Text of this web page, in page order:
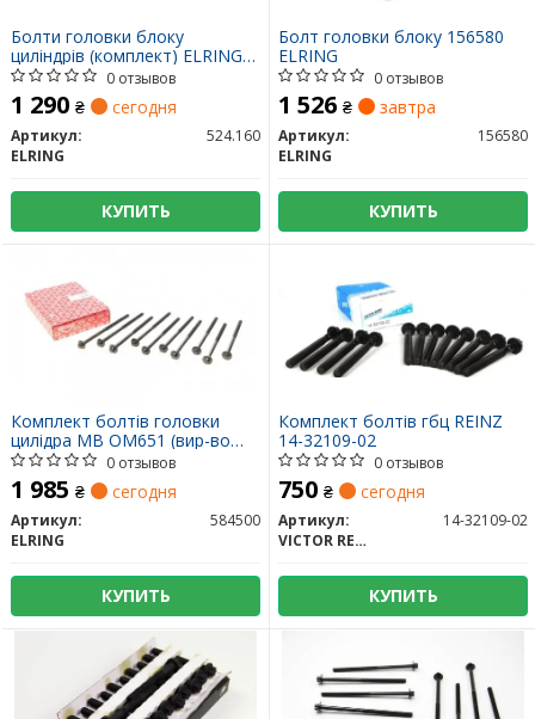
Болти головки блоку
циліндрів (комплект) ELRING
524.160
0 отзывов
1 290 ₴ сегодня
Артикул:
524.160
ELRING
КУПИТЬ
Болт головки блоку 156580
ELRING
0 отзывов
1 526 ₴ завтра
Артикул:
156580
ELRING
КУПИТЬ
Комплект болтів головки
цилідра MB OM651 (вир-во
Elring)
0 отзывов
1 985 ₴ сегодня
Артикул:
584500
ELRING
КУПИТЬ
Комплект болтів гбц REINZ
14-32109-02
0 отзывов
750 ₴ сегодня
Артикул:
14-32109-02
VICTOR REINZ
КУПИТЬ